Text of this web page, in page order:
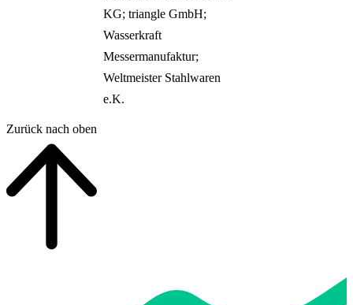
KG; triangle GmbH;
Wasserkraft
Messermanufaktur;
Weltmeister Stahlwaren
e.K.
Zurück nach oben